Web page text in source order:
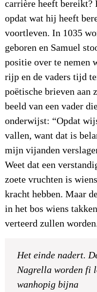
carrière heeft bereikt?
opdat wat hij heeft
voortleven. In 1035
geboren en Samuel
positie over te nemen
rijp en de vaders tijd
poëtische brieven aan
beeld van een vader
onderwijst: “Opdat
vallen, want dat is
mijn vijanden
Weet dat een
zoete vruchten is
kracht hebben. Maar
in het bos wiens
verteerd zullen
Het einde nadert.
Nagrella worden fi
wanhopig bijna